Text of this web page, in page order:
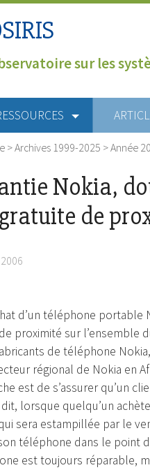
sur les
>Archives 1999-2025 >Année
Nokia,
de
d’un téléphone
proximité sur l’ensemble
de téléphone
régional de Nokia en
est de s’assurer qu’un
lorsque quelqu’un
sera estampillée par le
téléphone dans le point
est toujours réparable,